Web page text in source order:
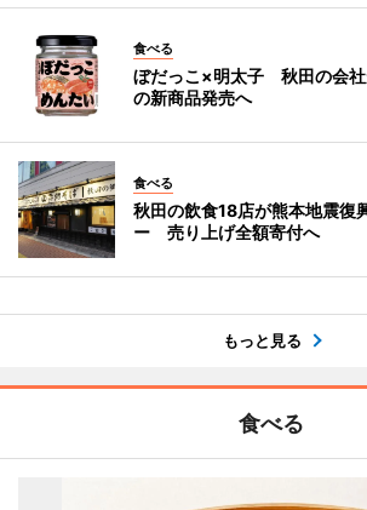
食べる
ぼだっこ×明太子 秋田の会社
の新商品発売へ
食べる
秋田の飲食18店が熊本地震復
ー 売り上げ全額寄付へ
もっと見る
食べる